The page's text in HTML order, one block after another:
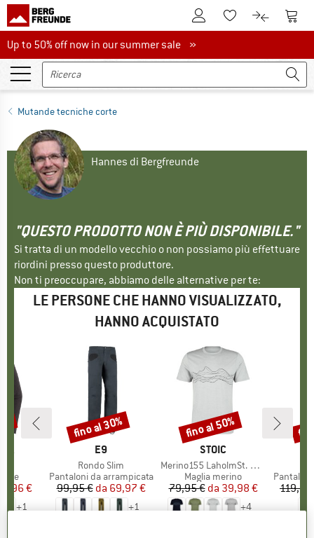
Al conto clienteAlla lista
Al Al
Up to 50% off now in our summer sale
Up to 50% off now in our summer sale »
Mutande tecniche corte
Hannes di Bergfreunde
"QUESTO PRODOTTO NON È PIÙ DISPONIBILE."
Si tratta di un modello vecchio o non possiamo più effettuare
riordini presso questo produttore.
Non ti preoccupare, abbiamo delle alternative per te:
LE PERSONE CHE HANNO VISUALIZZATO,
HANNO ACQUISTATO
pile
ridotto
€
+1
MARCHIO
E9
Articolo
Rondo Slim
Gruppo di prodotti
Pantaloni da arrampicata
Prezzo
99,95 € Prezzo ridotto
da 69,97 €
+1
Sconto
fino al 30%
MARCHIO
STOIC
Articolo
Merino155 LaholmSt. Print T-Shirt Lines
Gruppo di prodotti
Maglia merino
Prezzo
79,95 € Prezzo ridotto
da 39,98 €
+4
Sconto
fino al 50%
Gruppo
119,95